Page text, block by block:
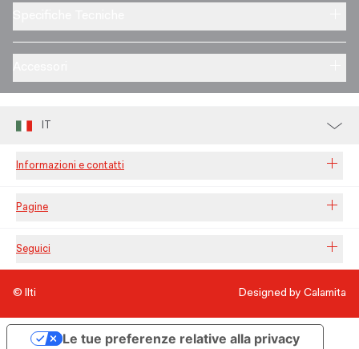
Informazioni e contatti
Pagine
Seguici
© Ilti Designed by Calamita
Le tue preferenze relative alla privacy